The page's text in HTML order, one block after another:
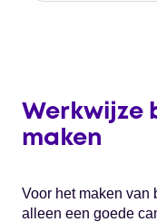
Werkwijze
maken
Voor het maken van
alleen een goede